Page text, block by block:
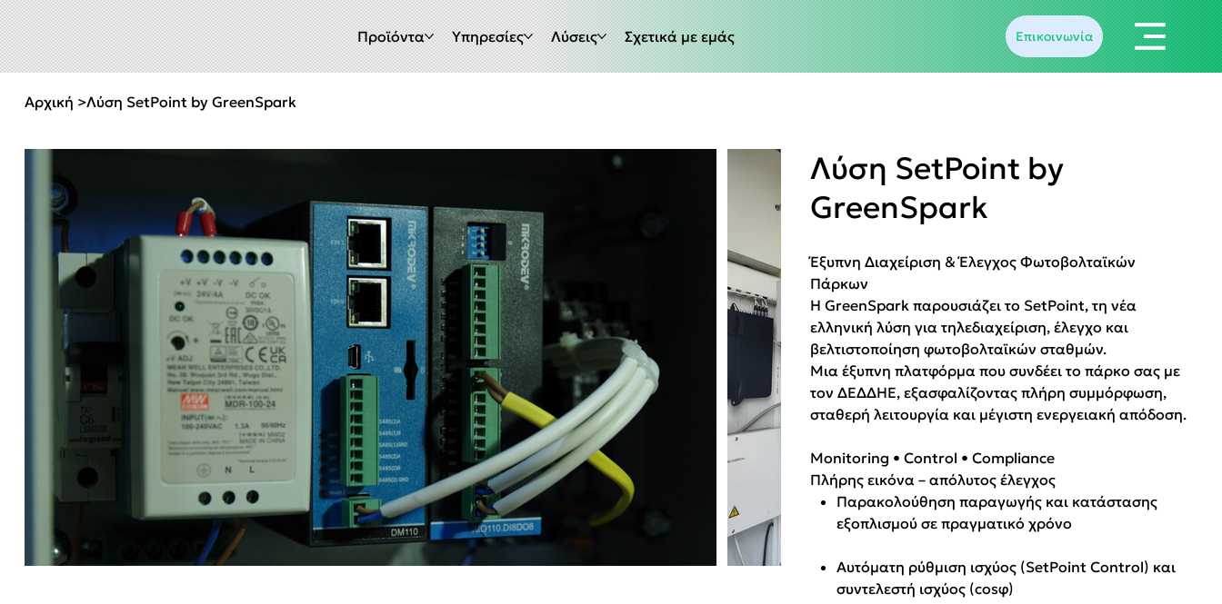
Προϊόντα Υπηρεσίες Λύσεις Σχετικά με εμάς Επικοινωνία
Αρχική >Λύση SetPoint by GreenSpark
Λύση SetPoint by
GreenSpark
Έξυπνη Διαχείριση & Έλεγχος Φωτοβολταϊκών
Πάρκων
Η GreenSpark παρουσιάζει το SetPoint, τη νέα
ελληνική λύση για τηλεδιαχείριση, έλεγχο και
βελτιστοποίηση φωτοβολταϊκών σταθμών.
Μια έξυπνη πλατφόρμα που συνδέει το πάρκο σας με
τον ΔΕΔΔΗΕ, εξασφαλίζοντας πλήρη συμμόρφωση,
σταθερή λειτουργία και μέγιστη ενεργειακή απόδοση.
Monitoring • Control • Compliance
Πλήρης εικόνα – απόλυτος έλεγχος
Παρακολούθηση παραγωγής και κατάστασης
εξοπλισμού σε πραγματικό χρόνο
Αυτόματη ρύθμιση ισχύος (SetPoint Control) και
συντελεστή ισχύος (cosφ)